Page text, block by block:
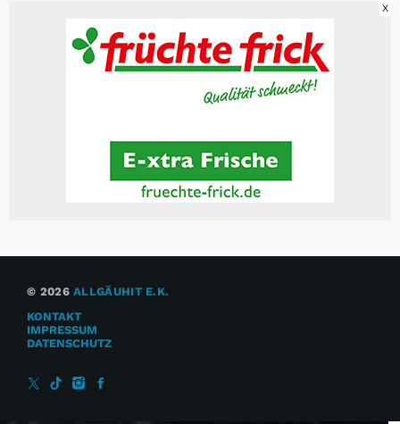
X
© 2026ALLGÄUHIT E.K.
KONTAKT
IMPRESSUM
DATENSCHUTZ